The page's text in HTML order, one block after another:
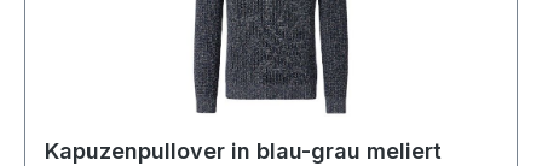
Kapuzenpullover in blau-grau meliert